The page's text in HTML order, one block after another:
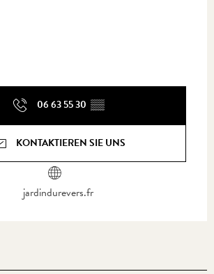
06 63 55 30 ▒▒
KONTAKTIEREN SIE UNS
jardindurevers.fr